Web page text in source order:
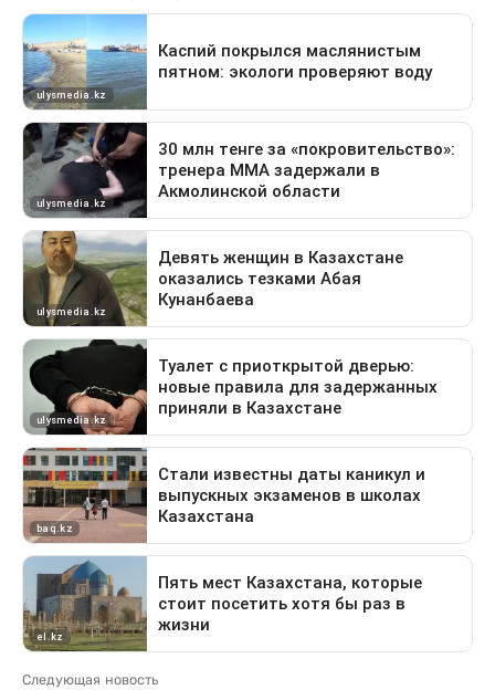
Следующая новость